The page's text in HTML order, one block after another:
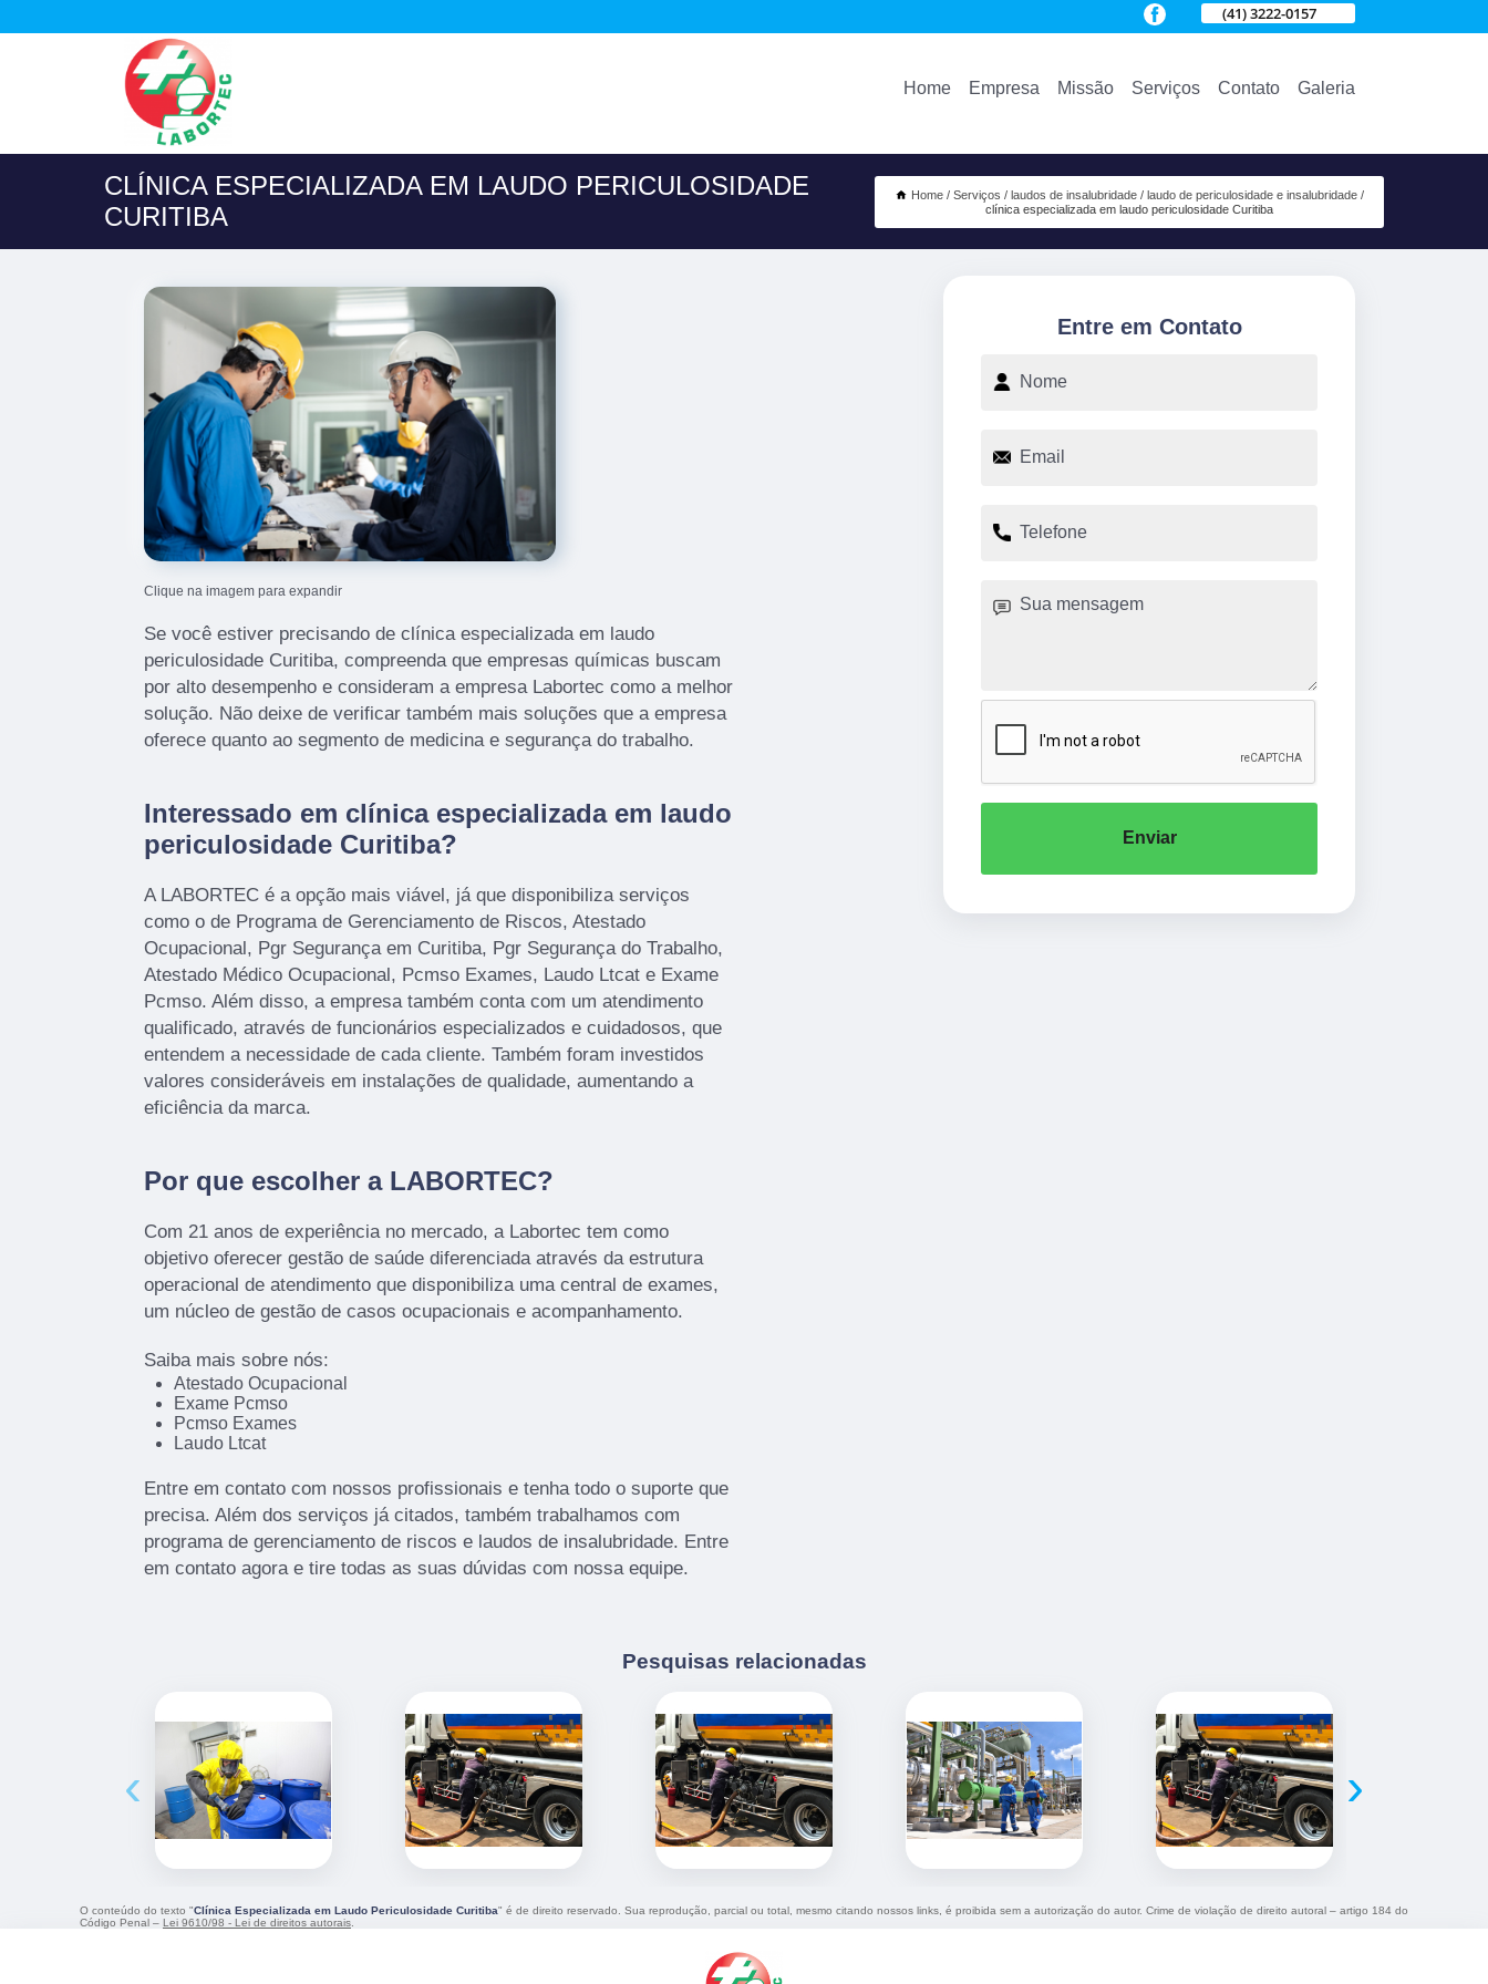
(41) 3222-0157
Home Empresa Missão Serviços Contato Galeria
CLÍNICA ESPECIALIZADA EM LAUDO PERICULOSIDADE
CURITIBA
Home Serviços laudos de insalubridade
laudo de periculosidade e insalubridade
clínica especializada em laudo periculosidade Curitiba
Clique na imagem para expandir
Se você estiver precisando de clínica especializada em laudo
periculosidade Curitiba, compreenda que empresas químicas buscam
por alto desempenho e consideram a empresa Labortec como a melhor
solução. Não deixe de verificar também mais soluções que a empresa
oferece quanto ao segmento de medicina e segurança do trabalho.
Interessado em clínica especializada em laudo
periculosidade Curitiba?
A LABORTEC é a opção mais viável, já que disponibiliza serviços
como o de Programa de Gerenciamento de Riscos, Atestado
Ocupacional, Pgr Segurança em Curitiba, Pgr Segurança do Trabalho,
Atestado Médico Ocupacional, Pcmso Exames, Laudo Ltcat e Exame
Pcmso. Além disso, a empresa também conta com um atendimento
qualificado, através de funcionários especializados e cuidadosos, que
entendem a necessidade de cada cliente. Também foram investidos
valores consideráveis em instalações de qualidade, aumentando a
eficiência da marca.
Por que escolher a LABORTEC?
Com 21 anos de experiência no mercado, a Labortec tem como
objetivo oferecer gestão de saúde diferenciada através da estrutura
operacional de atendimento que disponibiliza uma central de exames,
um núcleo de gestão de casos ocupacionais e acompanhamento.
Saiba mais sobre nós:
Atestado Ocupacional
Exame Pcmso
Pcmso Exames
Laudo Ltcat
Entre em contato com nossos profissionais e tenha todo o suporte que
precisa. Além dos serviços já citados, também trabalhamos com
programa de gerenciamento de riscos e laudos de insalubridade. Entre
em contato agora e tire todas as suas dúvidas com nossa equipe.
Entre em Contato
Enviar
Pesquisas relacionadas
‹ ›
O conteúdo do texto "Clínica Especializada em Laudo Periculosidade Curitiba" é de direito reservado. Sua reprodução, parcial ou total, mesmo citando nossos links, é proibida sem a autorização do autor. Crime de violação de direito autoral – artigo 184 do
Código Penal – Lei 9610/98 - Lei de direitos autorais